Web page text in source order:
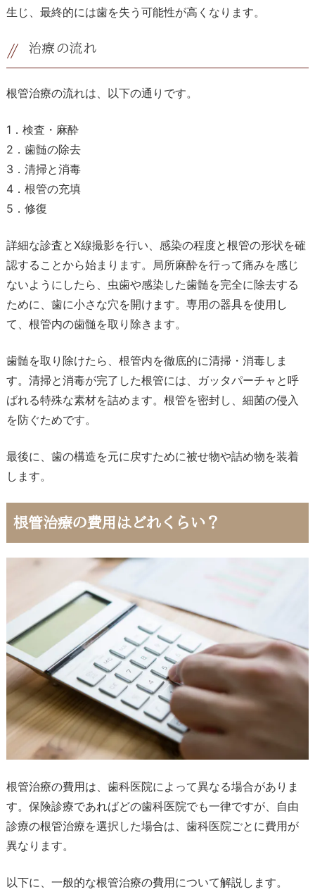
生じ、最終的には歯を失う可能性が高くなります。
治療の流れ
根管治療の流れは、以下の通りです。
1．検査・麻酔
2．歯髄の除去
3．清掃と消毒
4．根管の充填
5．修復
詳細な診査とX線撮影を行い、感染の程度と根管の形状を確
認することから始まります。局所麻酔を行って痛みを感じ
ないようにしたら、虫歯や感染した歯髄を完全に除去する
ために、歯に小さな穴を開けます。専用の器具を使用し
て、根管内の歯髄を取り除きます。
歯髄を取り除けたら、根管内を徹底的に清掃・消毒しま
す。清掃と消毒が完了した根管には、ガッタパーチャと呼
ばれる特殊な素材を詰めます。根管を密封し、細菌の侵入
を防ぐためです。
最後に、歯の構造を元に戻すために被せ物や詰め物を装着
します。
根管治療の費用はどれくらい？
根管治療の費用は、歯科医院によって異なる場合がありま
す。保険診療であればどの歯科医院でも一律ですが、自由
診療の根管治療を選択した場合は、歯科医院ごとに費用が
異なります。
以下に、一般的な根管治療の費用について解説します。